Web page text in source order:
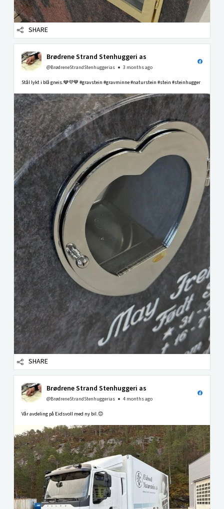
SHARE
Brødrene Strand Stenhuggeri as
@BrødreneStrandStenhuggerias 3 months ago
Stål lykt i blå gneis.🩶💜💙 #gravstein #gravminne #naturstein #stein #steinhugger
SHARE
Brødrene Strand Stenhuggeri as
@BrødreneStrandStenhuggerias 4 months ago
Vår avdeling på Eidsvoll med ny bil.😊